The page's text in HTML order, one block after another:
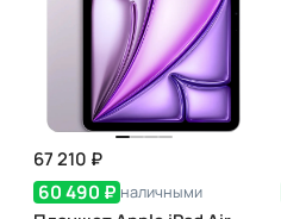
67 210 ₽
60 490 ₽ наличными